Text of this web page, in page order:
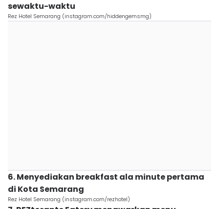
sewaktu-waktu
Rez Hotel Semarang (instagram.com/hiddengemsmg)
6. Menyediakan breakfast ala minute pertama
di Kota Semarang
Rez Hotel Semarang (instagram.com/rezhotel)